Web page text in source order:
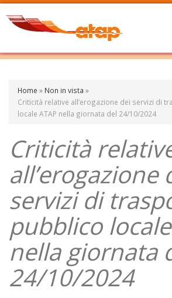
Home » Non in vista »
Criticità relative all’erogazione dei servizi di
locale ATAP nella giornata del 24/10/2024
Criticità
all’erogazione
servizi di
pubblico
nella giornata
24/10/2024